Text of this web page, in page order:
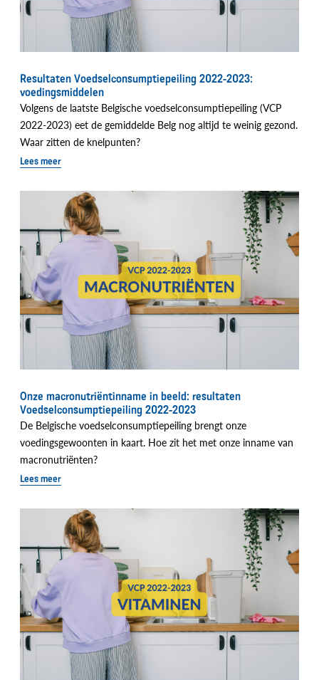
Resultaten Voedselconsumptiepeiling 2022-2023:
voedingsmiddelen
Volgens de laatste Belgische voedselconsumptiepeiling (VCP
2022-2023) eet de gemiddelde Belg nog altijd te weinig gezond.
Waar zitten de knelpunten?
Lees meer
Onze macronutriëntinname in beeld: resultaten
Voedselconsumptiepeiling 2022-2023
De Belgische voedselconsumptiepeiling brengt onze
voedingsgewoonten in kaart. Hoe zit het met onze inname van
macronutriënten?
Lees meer